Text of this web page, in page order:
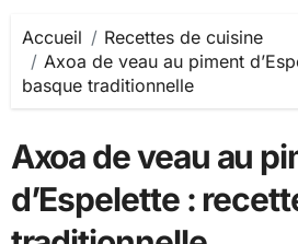
Accueil
Recettes de cuisine
Axoa de veau au piment
basque traditionnelle
Axoa de veau au
d’Espelette :